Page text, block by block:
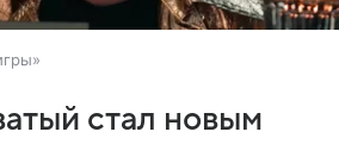
стал новым